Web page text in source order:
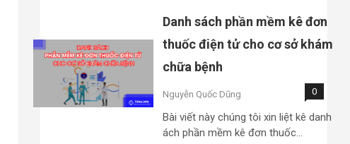
Danh sách phần mềm kê đơn
thuốc điện tử cho cơ sở khám
chữa bệnh
Nguyễn Quốc Dũng 0
Bài viết này chúng tôi xin liệt kê danh
ách phần mềm kê đơn thuốc…